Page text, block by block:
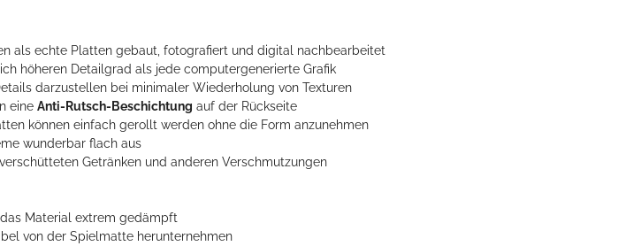
als echte Platten gebaut, fotografiert und digital nachbearbeitet
höheren Detailgrad als jede computergenerierte Grafik
darzustellen bei minimaler Wiederholung von Texturen
eine Anti-Rutsch-Beschichtung auf der Rückseite
können einfach gerollt werden ohne die Form anzunehmen
wunderbar flach aus
Getränken und anderen Verschmutzungen
Material extrem gedämpft
von der Spielmatte herunternehmen